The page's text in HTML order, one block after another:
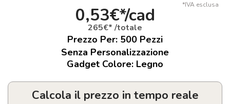
*IVA esclusa
0,53€*/cad
265€* /totale
Prezzo Per: 500 Pezzi
Senza Personalizzazione
Gadget Colore: Legno
Calcola il prezzo in tempo reale